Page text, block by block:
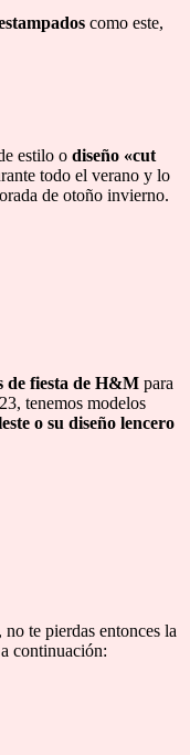
como este,
estilo o diseño «cut
todo el verano y lo
de otoño invierno.
de fiesta de H&M para
tenemos modelos
o su diseño lencero
te pierdas entonces la
continuación: